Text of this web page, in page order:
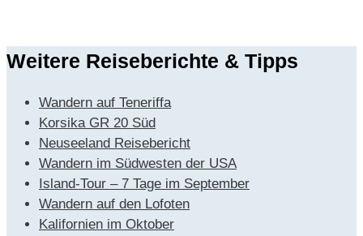
Weitere Reiseberichte & Tipps
Wandern auf Teneriffa
Korsika GR 20 Süd
Neuseeland Reisebericht
Wandern im Südwesten der USA
Island-Tour – 7 Tage im September
Wandern auf den Lofoten
Kalifornien im Oktober